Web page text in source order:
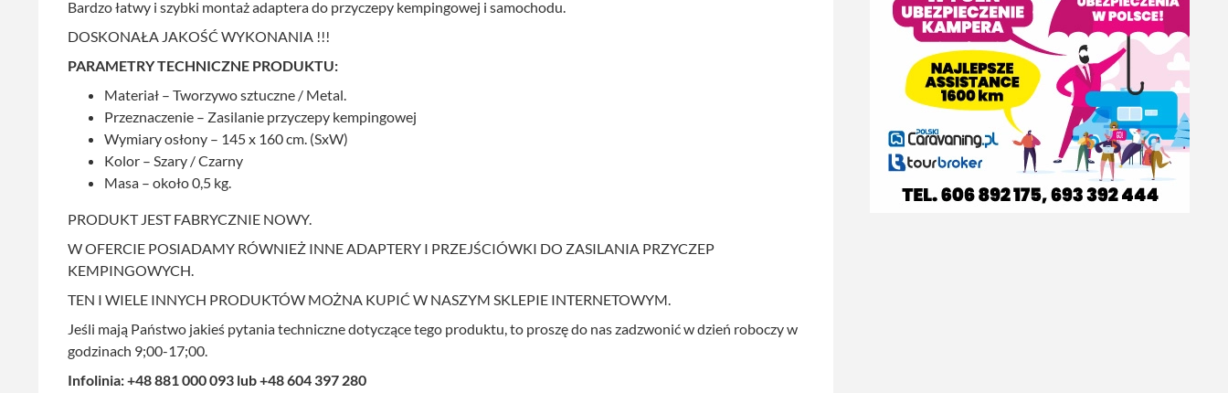
Bardzo łatwy i szybki montaż adaptera do przyczepy kempingowej i samochodu.
DOSKONAŁA JAKOŚĆ WYKONANIA !!!
PARAMETRY TECHNICZNE PRODUKTU:
Materiał – Tworzywo sztuczne / Metal.
Przeznaczenie – Zasilanie przyczepy kempingowej
Wymiary osłony – 145 x 160 cm. (SxW)
Kolor – Szary / Czarny
Masa – około 0,5 kg.
PRODUKT JEST FABRYCZNIE NOWY.
W OFERCIE POSIADAMY RÓWNIEŻ INNE ADAPTERY I PRZEJŚCIÓWKI DO ZASILANIA PRZYCZEP
KEMPINGOWYCH.
TEN I WIELE INNYCH PRODUKTÓW MOŻNA KUPIĆ W NASZYM SKLEPIE INTERNETOWYM.
Jeśli mają Państwo jakieś pytania techniczne dotyczące tego produktu, to proszę do nas zadzwonić w dzień roboczy w
godzinach 9;00-17;00.
Infolinia: +48 881 000 093 lub +48 604 397 280